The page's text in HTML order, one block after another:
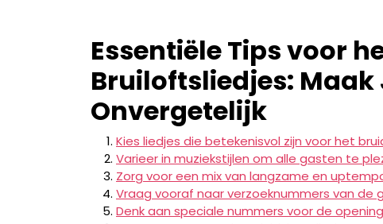
Essentiële Tips voor
Bruiloftsliedjes: Maak
Onvergetelijk
Kies liedjes die betekenisvol zijn voor het
Varieer in muziekstijlen om alle gasten te
Zorg voor een mix van langzame en
Vraag vooraf naar verzoeknummers van de
Denk aan speciale nummers voor de